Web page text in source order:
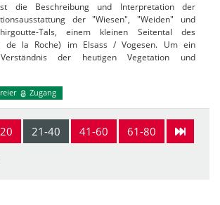
die Beschreibung und Interpretation der
der "Wiesen", "Weiden" und
Tals, einem kleinen Seitental des
de la Roche) im Elsass / Vogesen. Um ein
Verständnis der heutigen Vegetation und
Zugang
21-40 41-60
61-80